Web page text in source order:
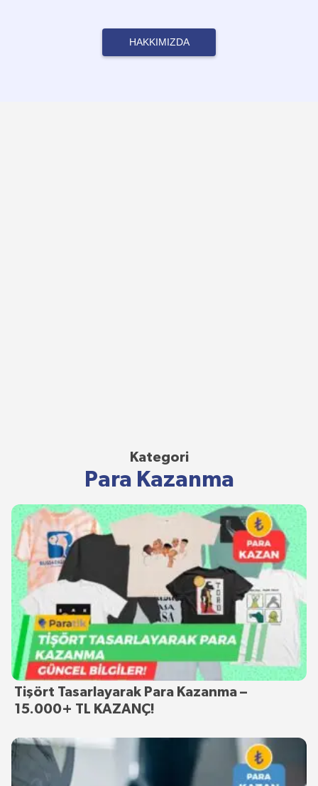
HAKKIMIZDA
Kategori
Para Kazanma
Tişört Tasarlayarak Para Kazanma –
15.000+ TL KAZANÇ!